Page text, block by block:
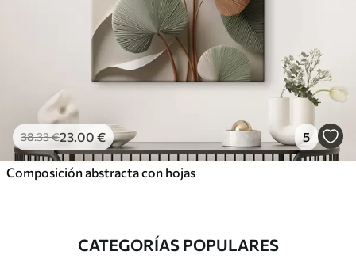
38.33€23.00 € 5
Composición abstracta con hojas
CATEGORÍAS POPULARES